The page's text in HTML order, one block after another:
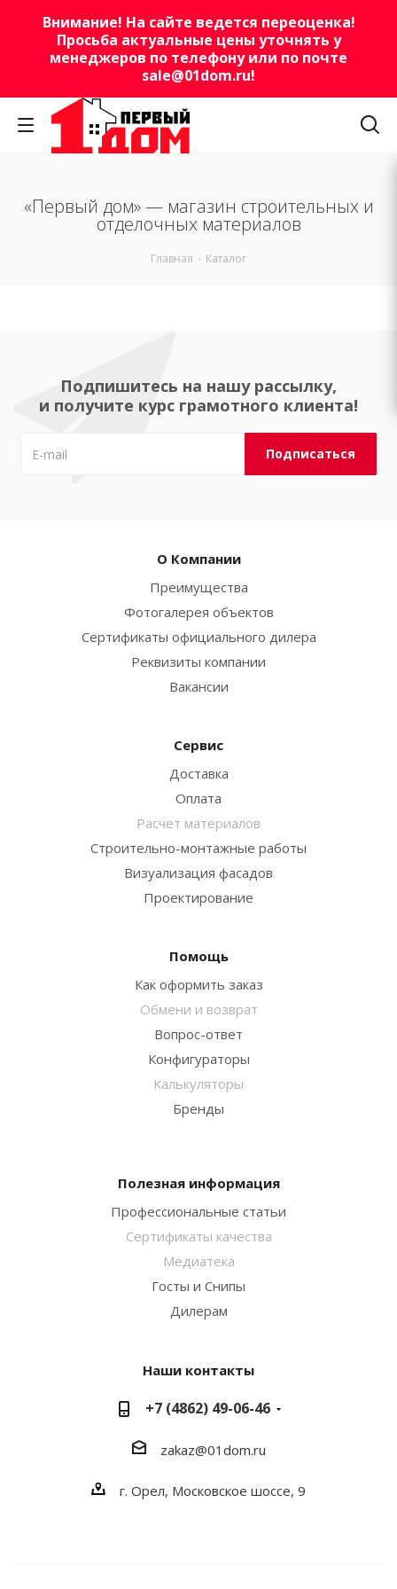
Внимание! На сайте ведется переоценка!
Просьба актуальные цены уточнять у
менеджеров по телефону или по почте
sale@01dom.ru!
«Первый дом» — магазин строительных и
отделочных материалов
Главная - Каталог
Подпишитесь на нашу рассылку,
и получите курс грамотного клиента!
О Компании
Преимущества
Фотогалерея объектов
Сертификаты официального дилера
Реквизиты компании
Вакансии
Сервис
Доставка
Оплата
Расчет материалов
Строительно-монтажные работы
Визуализация фасадов
Проектирование
Помощь
Как оформить заказ
Обмени и возврат
Вопрос-ответ
Конфигураторы
Калькуляторы
Бренды
Полезная информация
Профессиональные статьи
Сертификаты качества
Медиатека
Госты и Снипы
Дилерам
Наши контакты
+7 (4862) 49-06-46
zakaz@01dom.ru
г. Орел, Московское шоссе, 9